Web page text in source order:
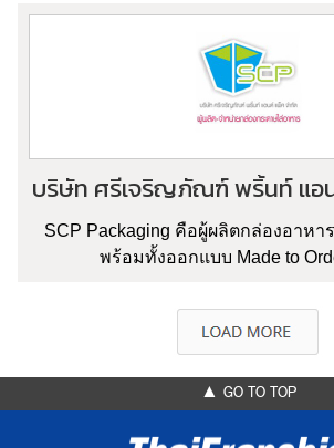
บริษัท ศรีเจริญภัณฑ์ พริ้นท์ แอ
SCP Packaging คือผู้ผลิตกล่องอาหา
พร้อมทั้งออกแบบ Made to
▲ GO TO TOP